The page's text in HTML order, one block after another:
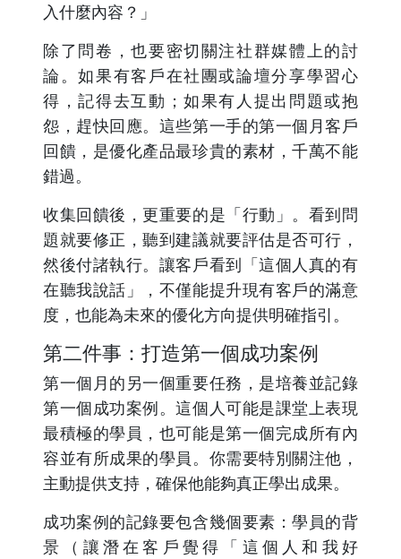
入什麼內容？」
除了問卷，也要密切關注社群媒體上的討
論。如果有客戶在社團或論壇分享學習心
得，記得去互動；如果有人提出問題或抱
怨，趕快回應。這些第一手的第一個月客戶
回饋，是優化產品最珍貴的素材，千萬不能
錯過。
收集回饋後，更重要的是「行動」。看到問
題就要修正，聽到建議就要評估是否可行，
然後付諸執行。讓客戶看到「這個人真的有
在聽我說話」，不僅能提升現有客戶的滿意
度，也能為未來的優化方向提供明確指引。
第二件事：打造第一個成功案例
第一個月的另一個重要任務，是培養並記錄
第一個成功案例。這個人可能是課堂上表現
最積極的學員，也可能是第一個完成所有內
容並有所成果的學員。你需要特別關注他，
主動提供支持，確保他能夠真正學出成果。
成功案例的記錄要包含幾個要素：學員的背
景（讓潛在客戶覺得「這個人和我好